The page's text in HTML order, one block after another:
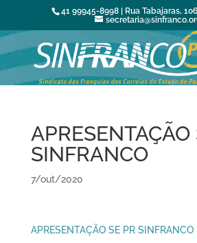
41 99945-8998 | Rua Tabajaras,
APRESENTAÇÃO
SINFRANCO
7/out/2020
APRESENTAÇÃO SE PR SINFRANCO